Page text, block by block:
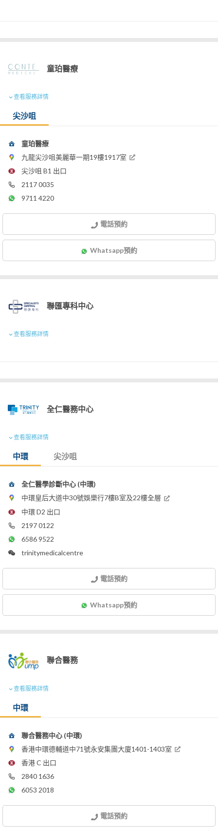
童珀醫療
查看服務詳情
尖沙咀
童珀醫療
九龍尖沙咀美麗華一期19樓1917室
尖沙咀 B1 出口
2117 0035
9711 4220
電話預約
Whatsapp預約
聯匯專科中心
查看服務詳情
全仁醫務中心
查看服務詳情
中環 尖沙咀
全仁醫學診斷中心 (中環)
中環皇后大道中30號娛樂行7樓B室及22樓全層
中環 D2 出口
2197 0122
6586 9522
trinitymedicalcentre
電話預約
Whatsapp預約
聯合醫務
查看服務詳情
中環
聯合醫務中心 (中環)
香港中環德輔道中71號永安集團大廈1401-1403室
香港 C 出口
2840 1636
6053 2018
電話預約